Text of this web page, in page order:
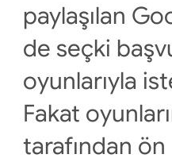
paylaşılan
de seçki
oyunlarıyla
Fakat
tarafından